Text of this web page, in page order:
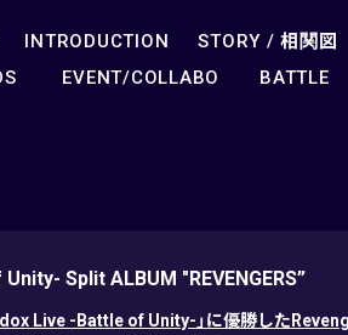
INTRODUCTION STORY /相関図
EVENT/COLLABO BATTLE
Split ALBUM "REVENGERS”
Live -Battle of Unity-」に優勝した